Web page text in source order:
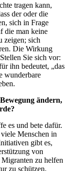
tragen kann,
der oder die
sich in Frage
die man keine
zeigen; sich
Die Wirkung
Sie sich vor:
ihn bedeutet, „das
wunderbare
ändern,
es und bete dafür.
Menschen in
gibt es,
von
zu helfen
zu schützen.